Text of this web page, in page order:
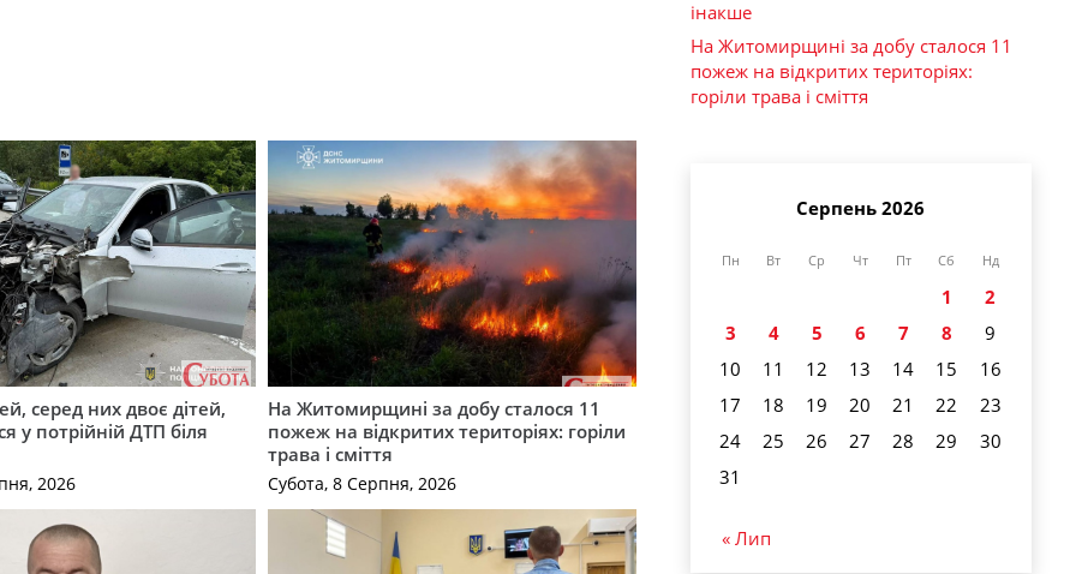
серед них двоє дітей,
у потрійній ДТП біля
2026
На Житомирщині за добу сталося 11
пожеж на відкритих територіях: горіли
трава і сміття
Субота, 8 Серпня, 2026
інакше
На Житомирщині за добу сталося 11
пожеж на відкритих територіях:
горіли трава і сміття
Серпень 2026
Пн Вт Ср Чт Пт Сб Нд
1
2
3
4 5 6 7 8
9
10
11 12 13 14 15
16
17
18 19 20 21 22
23
24
25 26 27 28 29
30
31
« Лип